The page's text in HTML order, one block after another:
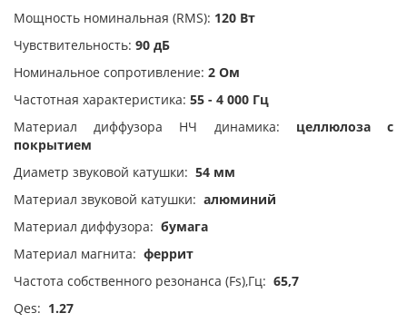
Мощность номинальная (RMS): 120 Вт
Чувствительность: 90 дБ
Номинальное сопротивление: 2 Ом
Частотная характеристика: 55 - 4 000 Гц
Материал диффузора НЧ динамика: целлюлоза с
покрытием
Диаметр звуковой катушки: 54 мм
Материал звуковой катушки: алюминий
Материал диффузора: бумага
Материал магнита: феррит
Частота собственного резонанса (Fs),Гц: 65,7
Qes: 1.27